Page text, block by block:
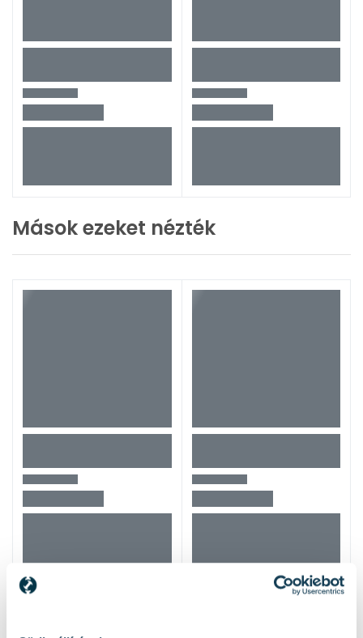
Mások ezeket nézték